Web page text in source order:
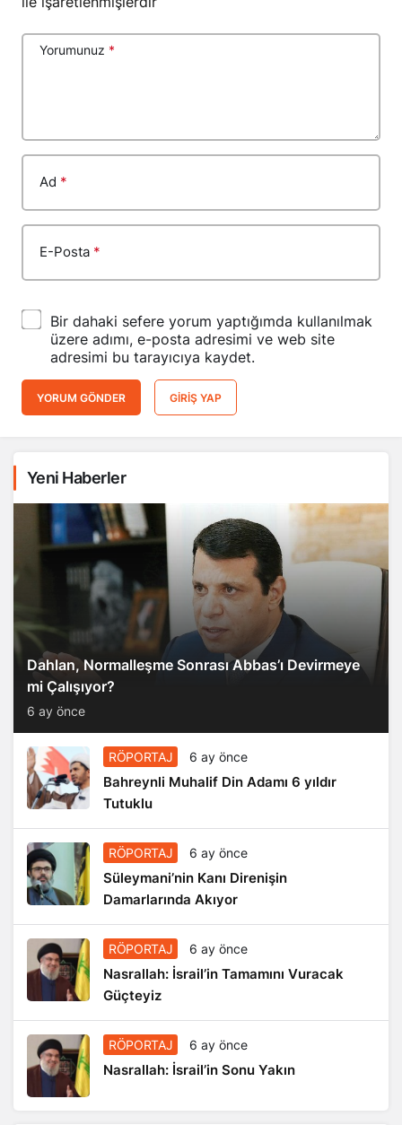
Yorumunuz *
Ad *
E-Posta *
Bir dahaki sefere yorum yaptığımda kullanılmak
üzere adımı, e-posta adresimi ve web site
adresimi bu tarayıcıya kaydet.
YORUM GÖNDER GIRIŞ YAP
Yeni Haberler
Dahlan, Normalleşme Sonrası Abbas’ı Devirmeye
mi Çalışıyor?
6 ay önce
RÖPORTAJ 6 ay önce
Bahreynli Muhalif Din Adamı 6 yıldır
Tutuklu
RÖPORTAJ 6 ay önce
Süleymani’nin Kanı Direnişin
Damarlarında Akıyor
RÖPORTAJ 6 ay önce
Nasrallah: İsrail’in Tamamını Vuracak
Güçteyiz
RÖPORTAJ 6 ay önce
Nasrallah: İsrail’in Sonu Yakın